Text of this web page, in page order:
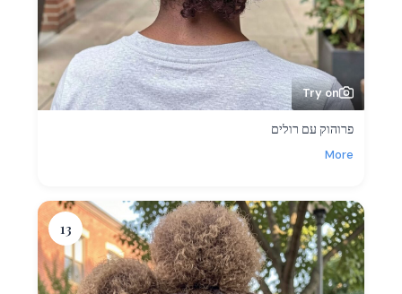
Try on
פרוהוק עם רולים
More
13